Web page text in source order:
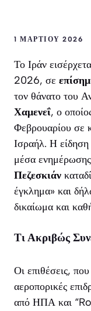
1 ΜΑΡΤΊΟΥ 2026
Το Ιράν
2026, σε
τον θάνατο του
Χαμενεΐ, ο
Φεβρουαρίου σε
Ισραήλ. Η είδηση
μέσα
Πεζεσκιάν
έγκλημα» και
δικαίωμα και
Τι Ακριβώς
Οι επιθέσεις,
αεροπορικές
από ΗΠΑ και